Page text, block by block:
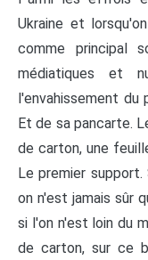
Ukraine et
comme principal
médiatiques et
l'envahissement du
Et de sa pancarte.
de carton, une
Le premier support.
on n'est jamais sûr
si l'on n'est loin du
de carton, sur ce